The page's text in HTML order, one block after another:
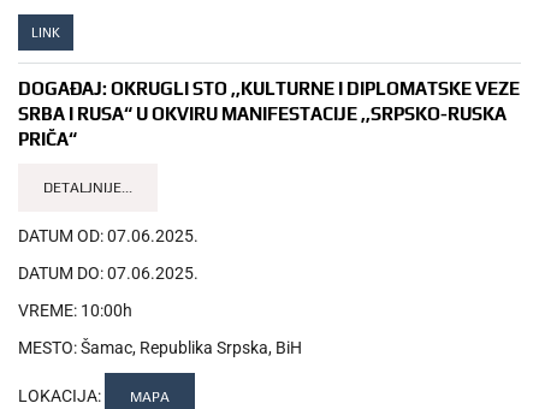
LINK
DOGAĐAJ:OKRUGLI STO ,,KULTURNE I DIPLOMATSKE VEZE
SRBA I RUSA“ U OKVIRU MANIFESTACIJE ,,SRPSKO-RUSKA
PRIČA“
DETALJNIJE...
DATUM OD:07.06.2025.
DATUM DO:07.06.2025.
VREME: 10:00h
MESTO:Šamac, Republika Srpska, BiH
LOKACIJA: MAPA